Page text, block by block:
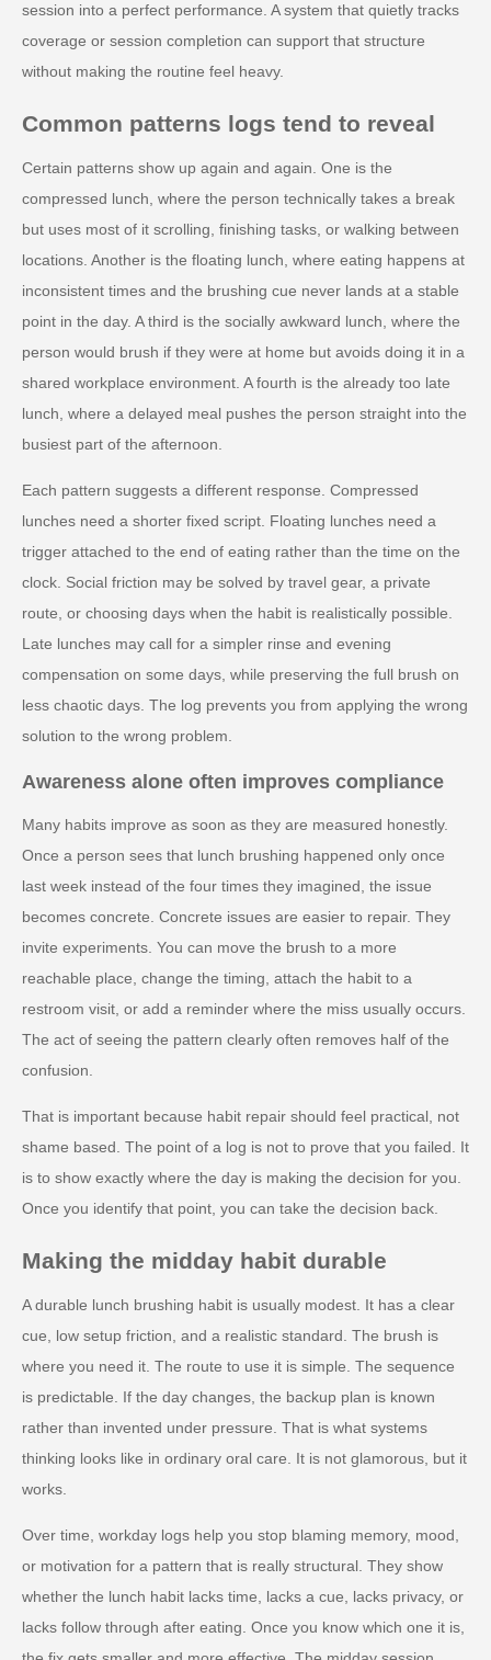
session into a perfect performance. A system that quietly tracks
coverage or session completion can support that structure
without making the routine feel heavy.
Common patterns logs tend to reveal
Certain patterns show up again and again. One is the
compressed lunch, where the person technically takes a break
but uses most of it scrolling, finishing tasks, or walking between
locations. Another is the floating lunch, where eating happens at
inconsistent times and the brushing cue never lands at a stable
point in the day. A third is the socially awkward lunch, where the
person would brush if they were at home but avoids doing it in a
shared workplace environment. A fourth is the already too late
lunch, where a delayed meal pushes the person straight into the
busiest part of the afternoon.
Each pattern suggests a different response. Compressed
lunches need a shorter fixed script. Floating lunches need a
trigger attached to the end of eating rather than the time on the
clock. Social friction may be solved by travel gear, a private
route, or choosing days when the habit is realistically possible.
Late lunches may call for a simpler rinse and evening
compensation on some days, while preserving the full brush on
less chaotic days. The log prevents you from applying the wrong
solution to the wrong problem.
Awareness alone often improves compliance
Many habits improve as soon as they are measured honestly.
Once a person sees that lunch brushing happened only once
last week instead of the four times they imagined, the issue
becomes concrete. Concrete issues are easier to repair. They
invite experiments. You can move the brush to a more
reachable place, change the timing, attach the habit to a
restroom visit, or add a reminder where the miss usually occurs.
The act of seeing the pattern clearly often removes half of the
confusion.
That is important because habit repair should feel practical, not
shame based. The point of a log is not to prove that you failed. It
is to show exactly where the day is making the decision for you.
Once you identify that point, you can take the decision back.
Making the midday habit durable
A durable lunch brushing habit is usually modest. It has a clear
cue, low setup friction, and a realistic standard. The brush is
where you need it. The route to use it is simple. The sequence
is predictable. If the day changes, the backup plan is known
rather than invented under pressure. That is what systems
thinking looks like in ordinary oral care. It is not glamorous, but it
works.
Over time, workday logs help you stop blaming memory, mood,
or motivation for a pattern that is really structural. They show
whether the lunch habit lacks time, lacks a cue, lacks privacy, or
lacks follow through after eating. Once you know which one it is,